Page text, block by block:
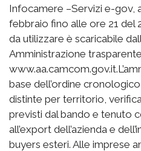
Infocamere –Servizi e-gov,
febbraio fino alle ore 21 del
da utilizzare è scaricabile
Amministrazione
base dell’ordine
distinte per territorio,
previsti dal bando e tenuto
all’export dell’azienda e
buyers esteri. Alle imprese